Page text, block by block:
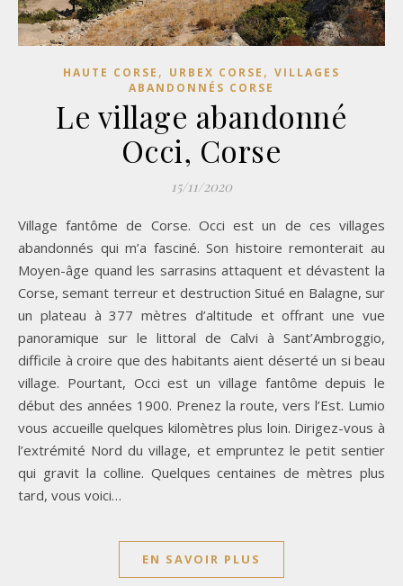
HAUTE CORSE , URBEX CORSE , VILLAGES
ABANDONNÉS CORSE
Le village abandonné
Occi, Corse
15/11/2020
Village fantôme de Corse. Occi est un de ces villages
abandonnés qui m’a fasciné. Son histoire remonterait au
Moyen-âge quand les sarrasins attaquent et dévastent la
Corse, semant terreur et destruction Situé en Balagne, sur
un plateau à 377 mètres d’altitude et offrant une vue
panoramique sur le littoral de Calvi à Sant’Ambroggio,
difficile à croire que des habitants aient déserté un si beau
village. Pourtant, Occi est un village fantôme depuis le
début des années 1900. Prenez la route, vers l’Est. Lumio
vous accueille quelques kilomètres plus loin. Dirigez-vous à
l’extrémité Nord du village, et empruntez le petit sentier
qui gravit la colline. Quelques centaines de mètres plus
tard, vous voici…
EN SAVOIR PLUS